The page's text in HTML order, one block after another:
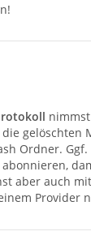
gelöschten
Ordner.
aber auch
Provider